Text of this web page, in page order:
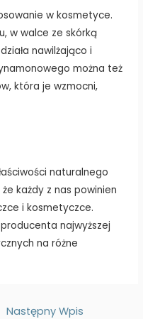
w kosmetyce.
w walce ze skórką
nawilżająco i
można też
która je wzmocni,
naturalnego
każdy z nas powinien
i kosmetyczce.
najwyższej
na różne
Następny Wpis